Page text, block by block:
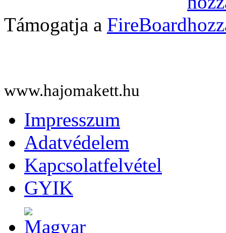
Támogatja a FireBoard
www.hajomakett.hu
Impresszum
Adatvédelem
Kapcsolatfelvétel
GYIK